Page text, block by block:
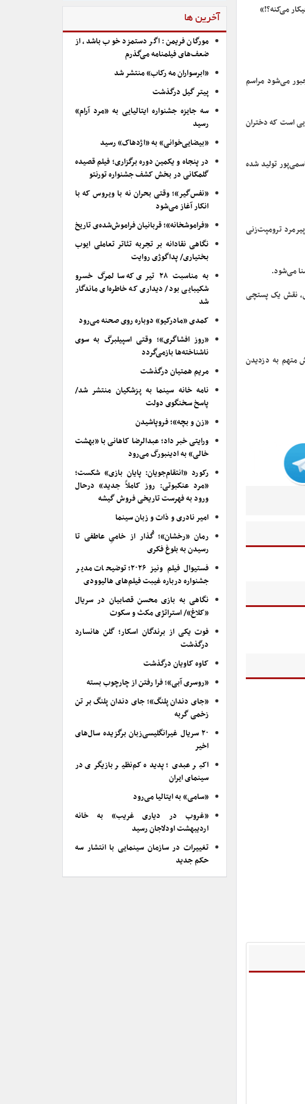
می‌کنه؟!»
می‌شود مراسم
درباره چالش‌هایی است که دختران
سیاوش چراغی‌پور و معصومه قاسمی‌پور تولید شده
از زندگی پیرمرد ترومپت‌زنی
امرار معاش، نقش یک پستچی
متهم به دزدیدن
آخرین ها
مورگان فریمن: اگر دستمزد خوب باشد، از
ضعف‌های فیلمنامه می‌گذرم
«ابرسواران مه رکاب» منتشر شد
پیتر گیل درگذشت
سه جایزه جشنواره ایتالیایی به «مرد آرام»
رسید
«بیضایی‌خوانی» به «اژدهاک» رسید
در پنجاه و یکمین دوره برگزاری؛ فیلم قصیده
گلمکانی در بخش کشف جشنواره تورنتو
«نفس‌گیر»؛ وقتی بحران نه با ویروس که با
انکار آغاز می‌شود
«فراموشخانه»؛ قربانیان فراموش‌شده‌ی تاریخ
نگاهی نقادانه بر تجربه تئاتر تعاملی ایوب
بختیاری/ پداگوژی روایت
به مناسبت ۲۸ تیری که سالمرگ خسرو
شکیبایی بود/ دیداری که خاطره‌ای ماندگار
شد
کمدی «مادرکیو» دوباره روی صحنه می‌رود
«روز افشاگری»؛ وقتی اسپیلبرگ به سوی
ناشناخته‌ها بازمی‌گردد
مریم همتیان درگذشت
نامه خانه سینما به پزشکیان منتشر شد/
پاسخ سخنگوی دولت
«زن و بچه»؛ فروپاشیدن
ورایتی خبر داد؛ عبدالرضا کاهانی با «بهشت
خالی» به ادینبورگ می‌رود
رکورد «انتقام‌جویان: پایان بازی» شکست؛
«مرد عنکبوتی: روز کاملاً جدید» درحال
ورود به فهرست تاریخی فروش گیشه
امیر نادری و ذات و زبان سینما
رمان «رخشان»؛ گُذار از خامیِ عاطفی تا
رسیدن به بلوغ فکری
فستیوال فیلم ونیز ۲۰۲۶؛ توضیحات مدیر
جشنواره درباره غیبت فیلم‌های هالیوودی
نگاهی به بازی محسن قصابیان در سریال
«کلاغ»/ استراتژی مکث و سکوت
فوت یکی از برندگان اسکار؛ گلن هانسارد
درگذشت
کاوه کاویان درگذشت
«روسری آبی»؛ فرا رفتن از چارچوب بسته
«جای دندان پلنگ»؛ جای دندان پلنگ بر تن
زخمی گربه
۲۰ سریال غیرانگلیسی‌زبان برگزیده سال‌های
اخیر
اکبر عبدی؛ پدیده کم‌نظیر بازیگری در
سینمای ایران
«سامی» به ایتالیا می‌رود
«غروب در دیاری غریب» به خانه
اردیبهشت اودلاجان رسید
تغییرات در سازمان سینمایی با انتشار سه
حکم جدید